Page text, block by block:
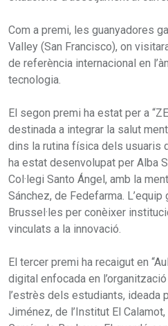
Com a premi, les guanyadores
Valley (San Francisco), on
de referència internacional en
tecnologia.
El segon premi ha estat per a
destinada a integrar la salut
dins la rutina física dels usuaris
ha estat desenvolupat per Alba
Col·legi Santo Ángel, amb la
Sánchez, de Fedefarma. L’equip
Brussel·les per conèixer
vinculats a la innovació.
El tercer premi ha recaigut en
digital enfocada en
l’estrès dels estudiants, ideada
Jiménez, de l’Institut El